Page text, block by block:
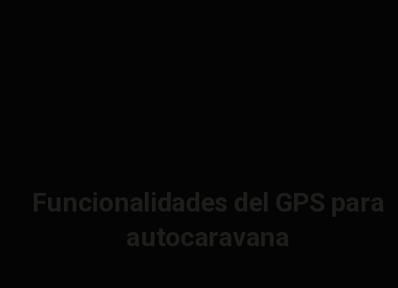
Funcionalidades del GPS para
autocaravana